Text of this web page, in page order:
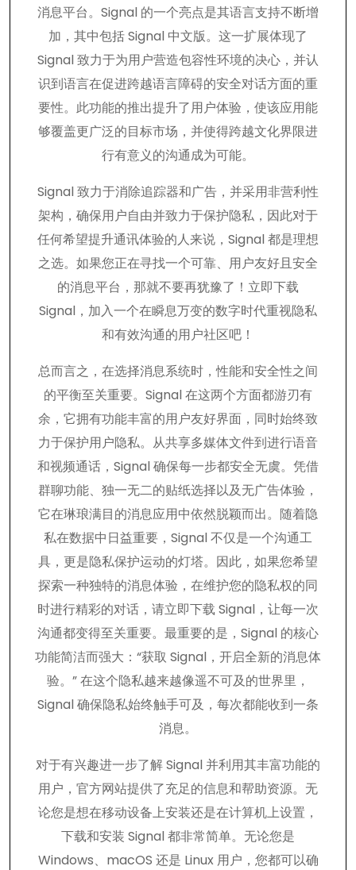
消息平台。Signal 的一个亮点是其语言支持不断增
加，其中包括 Signal 中文版。这一扩展体现了
Signal 致力于为用户营造包容性环境的决心，并认
识到语言在促进跨越语言障碍的安全对话方面的重
要性。此功能的推出提升了用户体验，使该应用能
够覆盖更广泛的目标市场，并使得跨越文化界限进
行有意义的沟通成为可能。
Signal 致力于消除追踪器和广告，并采用非营利性
架构，确保用户自由并致力于保护隐私，因此对于
任何希望提升通讯体验的人来说，Signal 都是理想
之选。如果您正在寻找一个可靠、用户友好且安全
的消息平台，那就不要再犹豫了！立即下载
Signal，加入一个在瞬息万变的数字时代重视隐私
和有效沟通的用户社区吧！
总而言之，在选择消息系统时，性能和安全性之间
的平衡至关重要。Signal 在这两个方面都游刃有
余，它拥有功能丰富的用户友好界面，同时始终致
力于保护用户隐私。从共享多媒体文件到进行语音
和视频通话，Signal 确保每一步都安全无虞。凭借
群聊功能、独一无二的贴纸选择以及无广告体验，
它在琳琅满目的消息应用中依然脱颖而出。随着隐
私在数据中日益重要，Signal 不仅是一个沟通工
具，更是隐私保护运动的灯塔。因此，如果您希望
探索一种独特的消息体验，在维护您的隐私权的同
时进行精彩的对话，请立即下载 Signal，让每一次
沟通都变得至关重要。最重要的是，Signal 的核心
功能简洁而强大：“获取 Signal，开启全新的消息体
验。” 在这个隐私越来越像遥不可及的世界里，
Signal 确保隐私始终触手可及，每次都能收到一条
消息。
对于有兴趣进一步了解 Signal 并利用其丰富功能的
用户，官方网站提供了充足的信息和帮助资源。无
论您是想在移动设备上安装还是在计算机上设置，
下载和安装 Signal 都非常简单。无论您是
Windows、macOS 还是 Linux 用户，您都可以确